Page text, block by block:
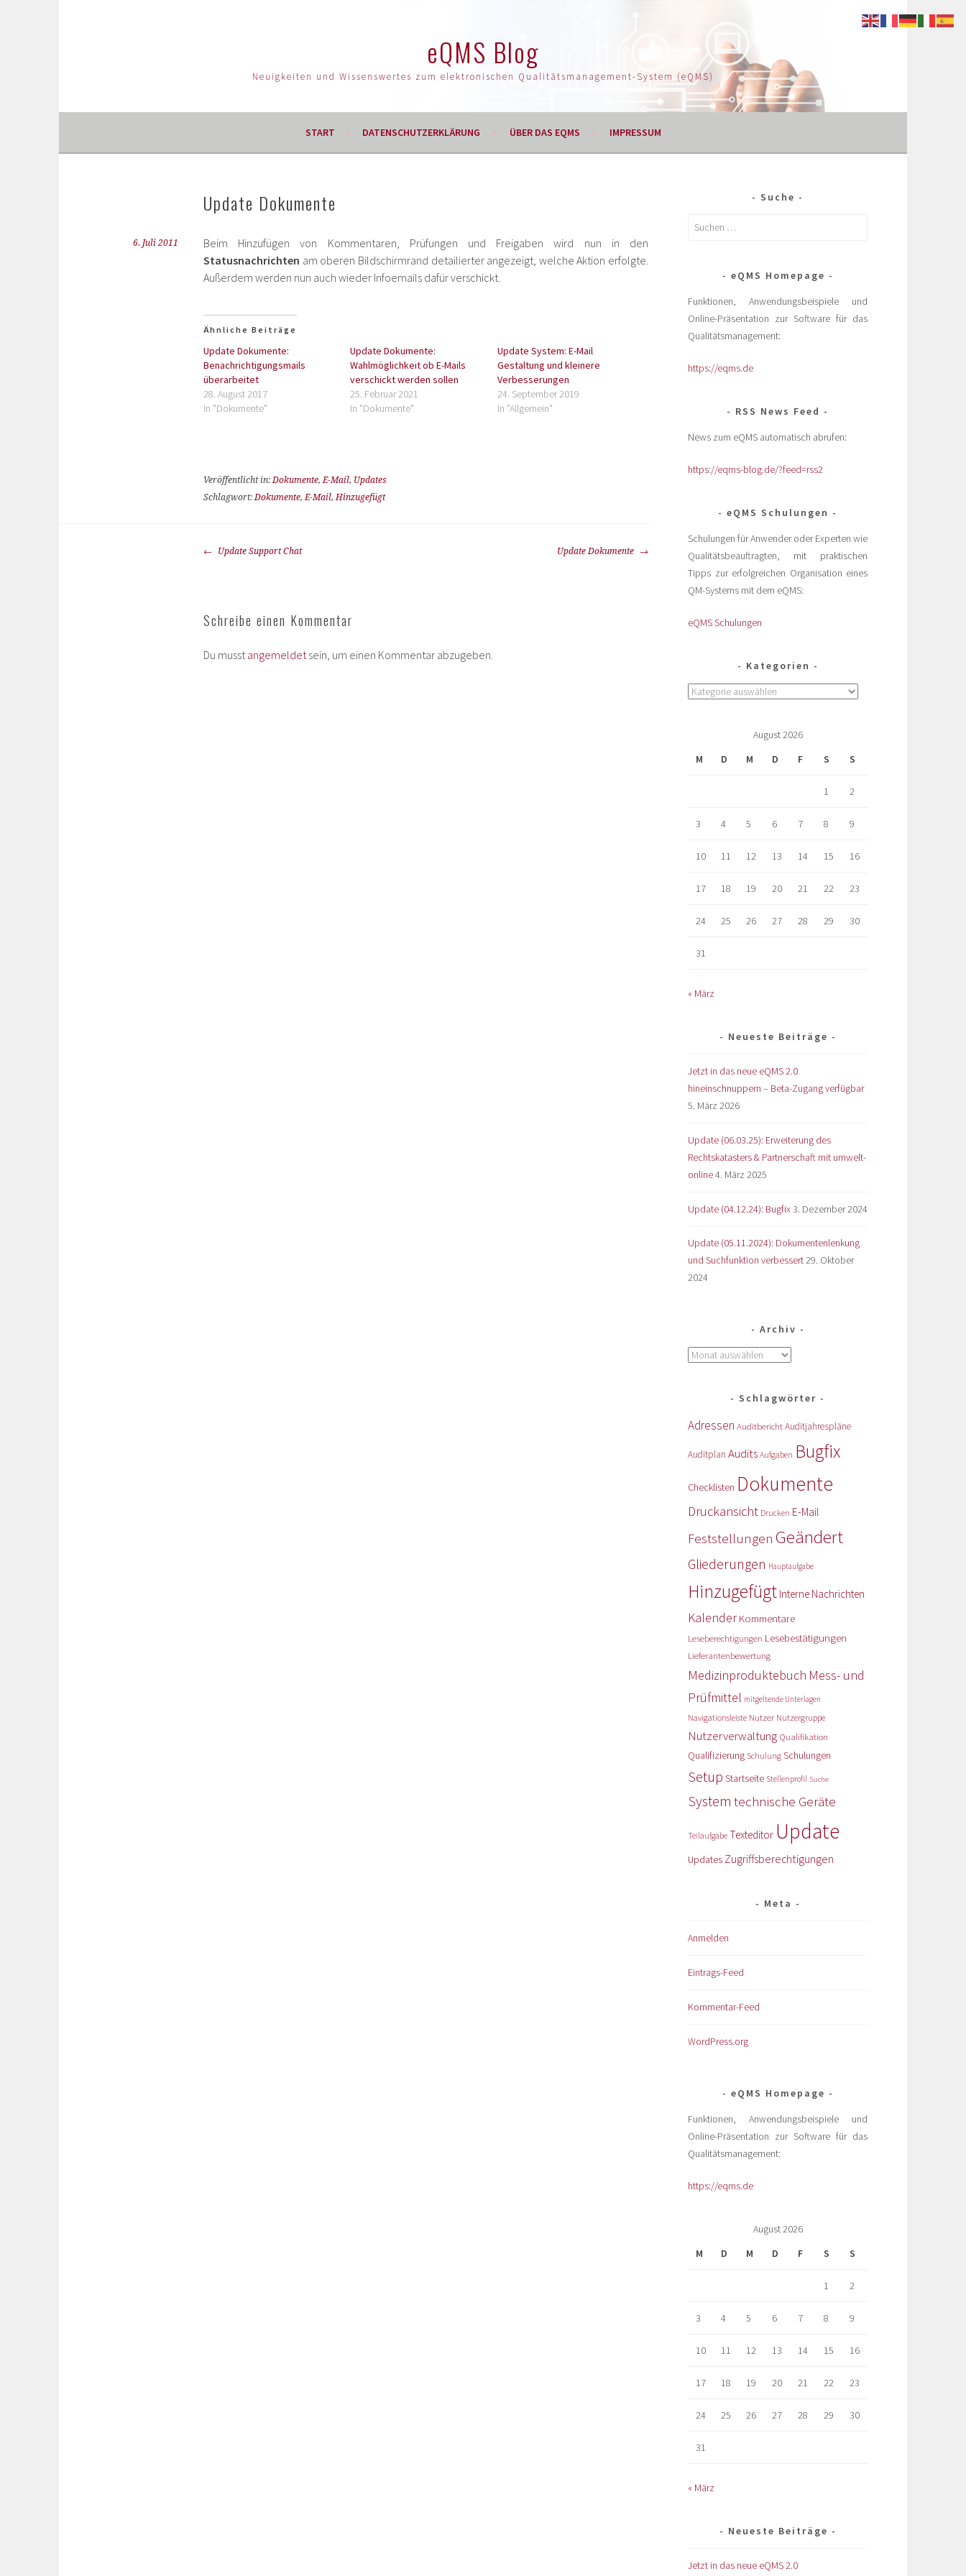
eQMS Blog
Neuigkeiten und Wissenswertes zum elektronischen Qualitätsmanagement-System (eQMS)
START DATENSCHUTZERKLÄRUNG ÜBER DAS EQMS IMPRESSUM
Update Dokumente
6. Juli 2011
Beim Hinzufügen von Kommentaren, Prüfungen und Freigaben wird nun in den
Statusnachrichten am oberen Bildschirmrand detailierter angezeigt, welche Aktion erfolgte.
Außerdem werden nun auch wieder Infoemails dafür verschickt.
Ähnliche Beiträge
Update Dokumente:
Benachrichtigungsmails
überarbeitet
28. August 2017
In "Dokumente"
Update Dokumente:
Wahlmöglichkeit ob E-Mails
verschickt werden sollen
25. Februar 2021
In "Dokumente"
Update System: E-Mail
Gestaltung und kleinere
Verbesserungen
24. September 2019
In "Allgemein"
Veröffentlicht in:Dokumente,E-Mail, Updates
Schlagwort:Dokumente,E-Mail,Hinzugefügt
Update Support Chat Update Dokumente
Schreibe einen Kommentar
Du musst angemeldet sein, um einen Kommentar abzugeben.
Suche
eQMS Homepage
Funktionen, Anwendungsbeispiele und
Online-Präsentation zur Software für das
Qualitätsmanagement:
https://eqms.de
RSS News Feed
News zum eQMS automatisch abrufen:
https://eqms-blog.de/?feed=rss2
eQMS Schulungen
Schulungen für Anwender oder Experten wie
Qualitätsbeauftragten, mit praktischen
Tipps zur erfolgreichen Organisation eines
QM-Systems mit dem eQMS:
eQMS Schulungen
Kategorien
August 2026
M
D M D F S S
1 2
3 4 5 6 7 8 9
10 11 12 13 14 15 16
17 18 19 20 21 22 23
24 25 26 27 28 29 30
31
« März
Neueste Beiträge
Jetzt in das neue eQMS 2.0
hineinschnuppern – Beta-Zugang verfügbar
5. März 2026
Update (06.03.25): Erweiterung des
Rechtskatasters & Partnerschaft mit umwelt-
online4. März 2025
Update (04.12.24): Bugfix 3. Dezember 2024
Update (05.11.2024): Dokumentenlenkung
und Suchfunktion verbessert29. Oktober
2024
Archiv
Schlagwörter
Adressen AuditberichtAuditjahrespläne
Auditplan Audits Aufgaben Bugfix
Checklisten Dokumente
Druckansicht Drucken E-Mail
Feststellungen Geändert
Gliederungen Hauptaufgabe
Hinzugefügt Interne Nachrichten
Kalender Kommentare
Leseberechtigungen Lesebestätigungen
Lieferantenbewertung
Medizinproduktebuch Mess- und
Prüfmittel mitgeltende Unterlagen
Navigationsleiste Nutzer Nutzergruppe
Nutzerverwaltung Qualifikation
Qualifizierung Schulung Schulungen
Setup Startseite Stellenprofil Suche
System technische Geräte
Teilaufgabe Texteditor Update
Updates Zugriffsberechtigungen
Meta
Anmelden
Eintrags-Feed
Kommentar-Feed
WordPress.org
eQMS Homepage
Funktionen, Anwendungsbeispiele und
Online-Präsentation zur Software für das
Qualitätsmanagement:
https://eqms.de
August 2026
M
D M D F S S
1 2
3 4 5 6 7 8 9
10 11 12 13 14 15 16
17 18 19 20 21 22 23
24 25 26 27 28 29 30
31
« März
Neueste Beiträge
Jetzt in das neue eQMS 2.0